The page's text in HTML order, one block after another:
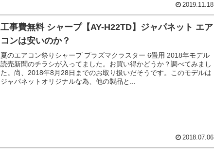
2019.11.18
工事費無料 シャープ【AY-H22TD】ジャパネット エア
コンは安いのか？
夏のエアコン祭りシャープ プラズマクラスター 6畳用 2018年モデル
読売新聞のチラシが入ってました。お買い得かどうか？調べてみまし
た。尚、2018年8月28日までのお取り扱いだそうです。このモデルは
ジャパネットオリジナルな為、他の製品と...
2018.07.06